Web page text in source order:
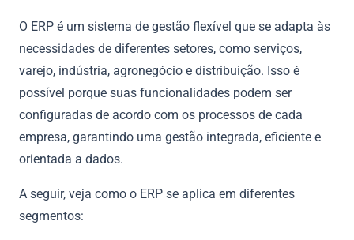
O ERP é um sistema de gestão flexível que se adapta às
necessidades de diferentes setores, como serviços,
varejo, indústria, agronegócio e distribuição. Isso é
possível porque suas funcionalidades podem ser
configuradas de acordo com os processos de cada
empresa, garantindo uma gestão integrada, eficiente e
orientada a dados.
A seguir, veja como o ERP se aplica em diferentes
segmentos: